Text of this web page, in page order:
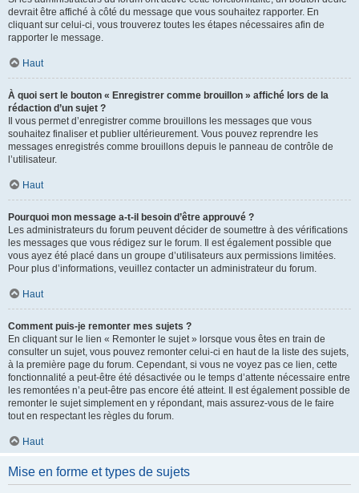
devrait être affiché à côté du message que vous souhaitez rapporter. En
cliquant sur celui-ci, vous trouverez toutes les étapes nécessaires afin de
rapporter le message.
Haut
À quoi sert le bouton « Enregistrer comme brouillon » affiché lors de la
rédaction d’un sujet ?
Il vous permet d’enregistrer comme brouillons les messages que vous
souhaitez finaliser et publier ultérieurement. Vous pouvez reprendre les
messages enregistrés comme brouillons depuis le panneau de contrôle de
l’utilisateur.
Haut
Pourquoi mon message a-t-il besoin d’être approuvé ?
Les administrateurs du forum peuvent décider de soumettre à des vérifications
les messages que vous rédigez sur le forum. Il est également possible que
vous ayez été placé dans un groupe d’utilisateurs aux permissions limitées.
Pour plus d’informations, veuillez contacter un administrateur du forum.
Haut
Comment puis-je remonter mes sujets ?
En cliquant sur le lien « Remonter le sujet » lorsque vous êtes en train de
consulter un sujet, vous pouvez remonter celui-ci en haut de la liste des sujets,
à la première page du forum. Cependant, si vous ne voyez pas ce lien, cette
fonctionnalité a peut-être été désactivée ou le temps d’attente nécessaire entre
les remontées n’a peut-être pas encore été atteint. Il est également possible de
remonter le sujet simplement en y répondant, mais assurez-vous de le faire
tout en respectant les règles du forum.
Haut
Mise en forme et types de sujets